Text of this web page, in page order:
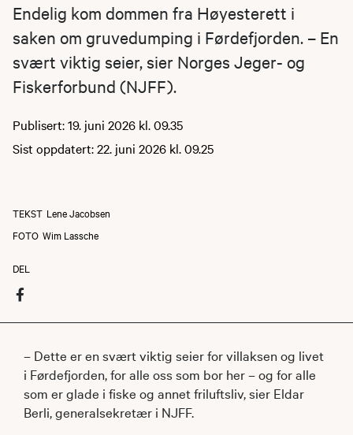
Endelig kom dommen fra Høyesterett i
saken om gruvedumping i Førdefjorden. – En
svært viktig seier, sier Norges Jeger- og
Fiskerforbund (NJFF).
Publisert: 19. juni 2026 kl. 09.35
Sist oppdatert: 22. juni 2026 kl. 09.25
TEKST Lene Jacobsen
FOTO Wim Lassche
DEL
– Dette er en svært viktig seier for villaksen og livet
i Førdefjorden, for alle oss som bor her – og for alle
som er glade i fiske og annet friluftsliv, sier Eldar
Berli, generalsekretær i NJFF.